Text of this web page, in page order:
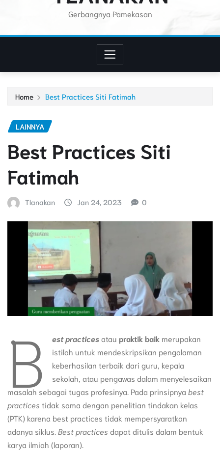
Gerbangnya Pamekasan
Home Best Practices Siti Fatimah
LAINNYA
Best Practices Siti
Fatimah
Tlanakan Jan 24, 2023 0
B est practicesatau praktik baik merupakan
istilah untuk mendeskripsikan pengalaman
keberhasilan terbaik dari guru, kepala
sekolah, atau pengawas dalam menyelesaikan
masalah sebagai tugas profesinya. Pada prinsipnya best
practices tidak sama dengan penelitian tindakan kelas
(PTK) karena best practices tidak mempersyaratkan
adanya siklus. Best practices dapat ditulis dalam bentuk
karya ilmiah (laporan).